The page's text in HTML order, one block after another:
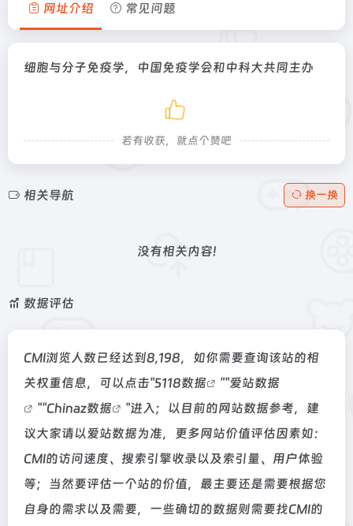
网址介绍 常见问题
细胞与分子免疫学，中国免疫学会和中科大共同主办
若有收获，就点个赞吧
相关导航 换一换
没有相关内容!
数据评估
CMI浏览人数已经达到8,198，如你需要查询该站的相
关权重信息，可以点击"5118数据 ""爱站数据
""Chinaz数据
"进入；以目前的网站数据参考，建
议大家请以爱站数据为准，更多网站价值评估因素如：
CMI的访问速度、搜索引擎收录以及索引量、用户体验
等；当然要评估一个站的价值，最主要还是需要根据您
自身的需求以及需要，一些确切的数据则需要找CMI的